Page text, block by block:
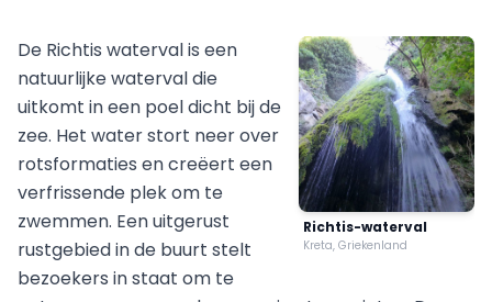
Richtis-waterval
Kreta, Griekenland
De Richtis waterval is een
natuurlijke waterval die
uitkomt in een poel dicht bij de
zee. Het water stort neer over
rotsformaties en creëert een
verfrissende plek om te
zwemmen. Een uitgerust
rustgebied in de buurt stelt
bezoekers in staat om te